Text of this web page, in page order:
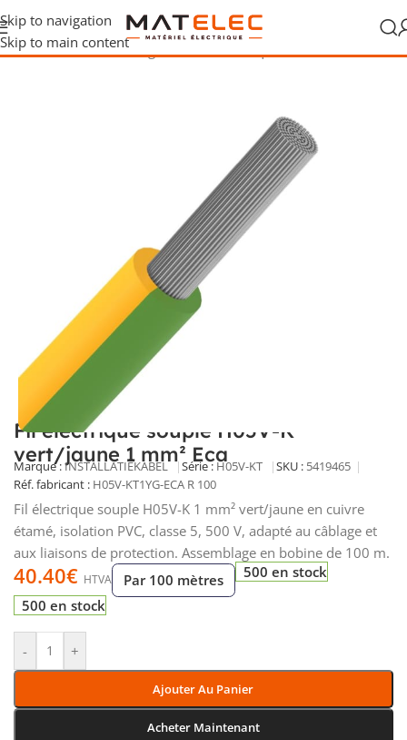
Skip to navigation
Skip to main content
Accueil/Câbles, fils et gaines/Fils électriques/Fils VTBst
Fil électrique souple H05V-K
vert/jaune 1 mm² Eca
Marque :INSTALLATIEKABEL Série : H05V-KT SKU : 5419465
Réf. fabricant : H05V-KT1YG-ECA R 100
Fil électrique souple H05V-K 1 mm² vert/jaune en cuivre
étamé, isolation PVC, classe 5, 500 V, adapté au câblage et
aux liaisons de protection. Assemblage en bobine de 100 m.
40.40€ HTVA Par 100 mètres
500 en stock
500 en stock
- +
Ajouter Au Panier
Acheter Maintenant